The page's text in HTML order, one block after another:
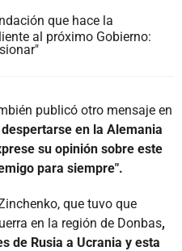
que hace la
al próximo Gobierno:
publicó otro mensaje en
en la Alemania
su opinión sobre este
para siempre".
que tuvo que
en la región de Donbas,
de Rusia a Ucrania y esta